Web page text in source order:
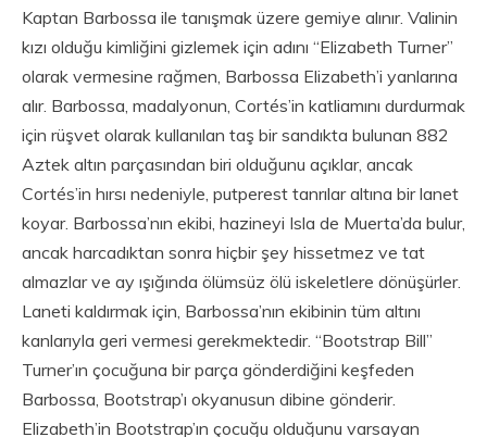
Kaptan Barbossa ile tanışmak üzere gemiye alınır. Valinin
kızı olduğu kimliğini gizlemek için adını “Elizabeth Turner”
olarak vermesine rağmen, Barbossa Elizabeth’i yanlarına
alır. Barbossa, madalyonun, Cortés’in katliamını durdurmak
için rüşvet olarak kullanılan taş bir sandıkta bulunan 882
Aztek altın parçasından biri olduğunu açıklar, ancak
Cortés’in hırsı nedeniyle, putperest tanrılar altına bir lanet
koyar. Barbossa’nın ekibi, hazineyi Isla de Muerta’da bulur,
ancak harcadıktan sonra hiçbir şey hissetmez ve tat
almazlar ve ay ışığında ölümsüz ölü iskeletlere dönüşürler.
Laneti kaldırmak için, Barbossa’nın ekibinin tüm altını
kanlarıyla geri vermesi gerekmektedir. “Bootstrap Bill”
Turner’ın çocuğuna bir parça gönderdiğini keşfeden
Barbossa, Bootstrap’ı okyanusun dibine gönderir.
Elizabeth’in Bootstrap’ın çocuğu olduğunu varsayan